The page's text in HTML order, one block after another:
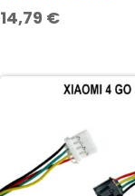
14,79 €